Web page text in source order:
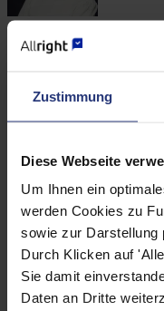
Zustimmung
Diese Webseite
Um Ihnen ein
werden Cookies zu
sowie zur Darstellung
Durch Klicken auf
Sie damit
Daten an Dritte
Mara Zatti
Felix Höfermann
Ansprechpartner für
Presse
presse@allright.de